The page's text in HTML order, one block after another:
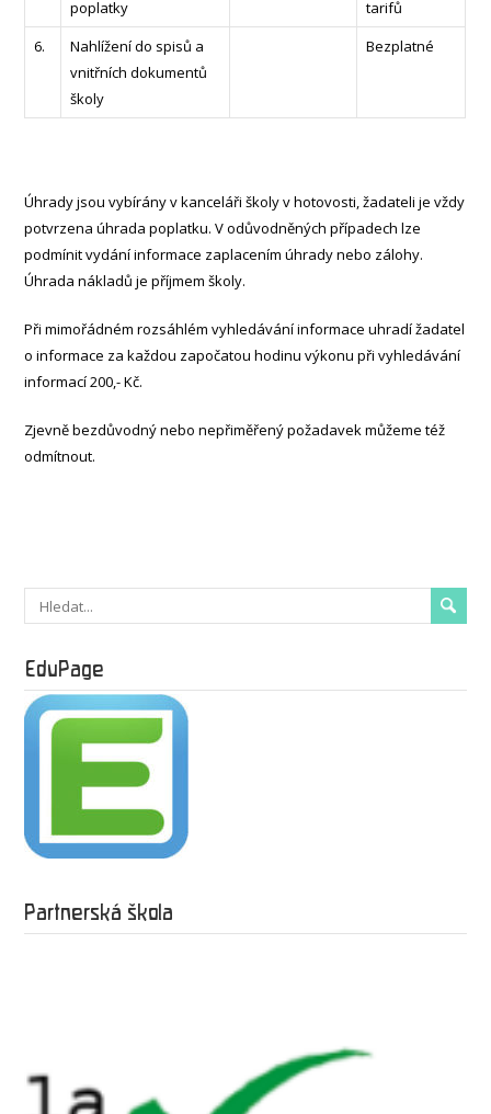
poplatky
tarifů
6.
Nahlížení do spisů a
vnitřních dokumentů
školy
Bezplatné
Úhrady jsou vybírány v kanceláři školy v hotovosti, žadateli je vždy
potvrzena úhrada poplatku. V odůvodněných případech lze
podmínit vydání informace zaplacením úhrady nebo zálohy.
Úhrada nákladů je příjmem školy.
Při mimořádném rozsáhlém vyhledávání informace uhradí žadatel
o informace za každou započatou hodinu výkonu při vyhledávání
informací 200,- Kč.
Zjevně bezdůvodný nebo nepřiměřený požadavek můžeme též
odmítnout.
EduPage
Partnerská škola